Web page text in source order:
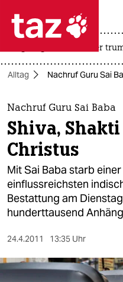
 taz
taz zahl
themen
politik
öko
gesellschaft
kultur
sport
berlin
usa unter
Alltag Nachruf Guru Sai
Nachruf Guru Sai Baba
Shiva,
Christus
Mit Sai Baba starb
einflussreichsten
Bestattung am
hunderttausend
24.4.2011 13:35 Uhr